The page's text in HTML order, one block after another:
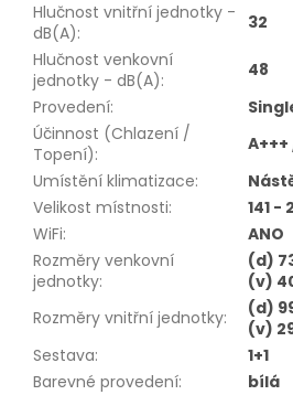
Hlučnost vnitřní jednotky -
dB(A):
32
Hlučnost venkovní
jednotky - dB(A):
48
Provedení:
Účinnost (Chlazení /
Topení):
A+++
Umístění klimatizace:
Velikost místnosti:
141 -
WiFi:
ANO
Rozměry venkovní
jednotky:
(d)
(v)
Rozměry vnitřní jednotky:
(d)
(v)
Sestava:
1+1
Barevné provedení:
bílá